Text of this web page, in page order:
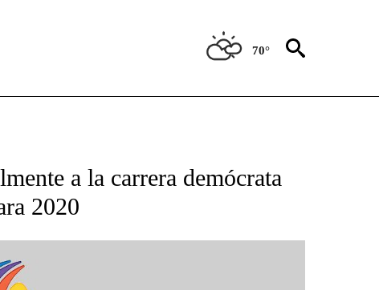
70°
ABOUT NEW PAGES ON "NOTICIAS".
a la carrera demócrata
2020